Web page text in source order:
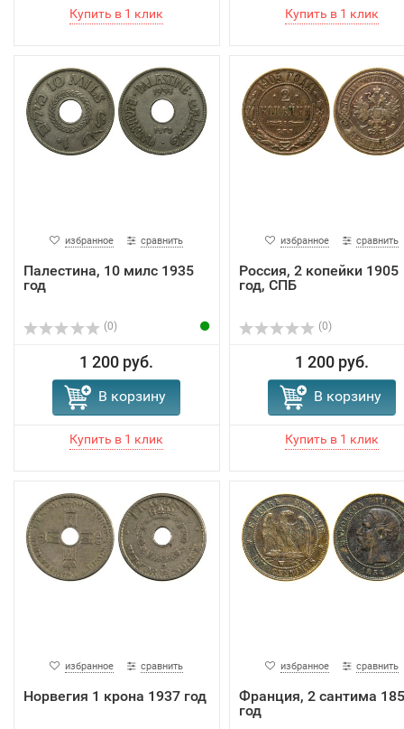
избранное сравнить
Палестина, 10 милс 1935
год
(0)
1 200 руб.
В корзину
избранное сравнить
Россия, 2 копейки 1905
год, СПБ
(0)
1 200 руб.
В корзину
избранное сравнить
Норвегия 1 крона 1937 год
избранное сравнить
Франция, 2 сантима
год